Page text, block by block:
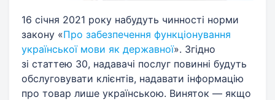
16 січня 2021 року набудуть чинності норми
закону «Про забезпечення функціонування
української мови як державної». Згідно
зі статтею 30, надавачі послуг повинні будуть
обслуговувати клієнтів, надавати інформацію
про товар лише українською. Виняток — якщо